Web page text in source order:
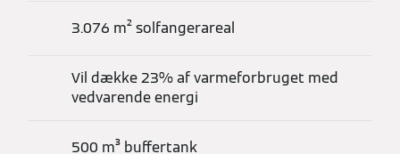
3.076 m² solfangerareal
Vil dække 23% af varmeforbruget med
vedvarende energi
500 m³ buffertank